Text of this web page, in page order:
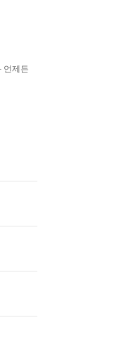
언제든